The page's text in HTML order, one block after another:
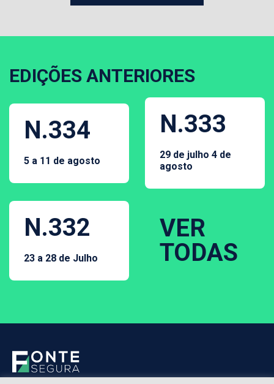
EDIÇÕES ANTERIORES
N.334
5 a 11 de agosto
N.333
29 de julho 4 de
agosto
N.332
23 a 28 de Julho
VER
TODAS